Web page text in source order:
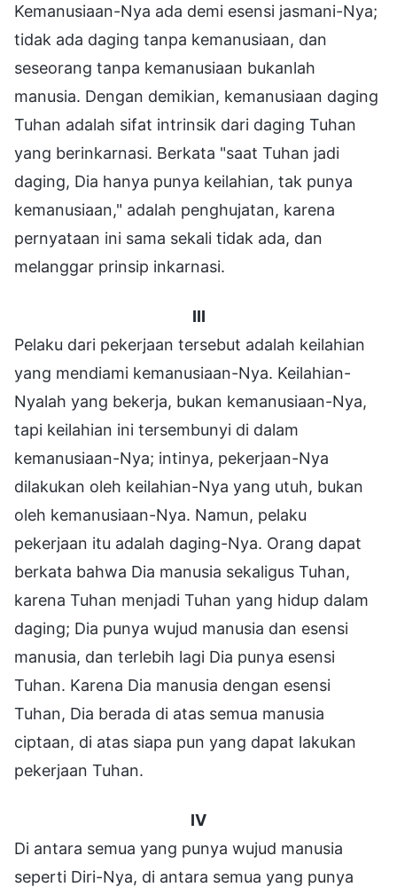
Kemanusiaan-Nya ada demi esensi jasmani-Nya;
tidak ada daging tanpa kemanusiaan, dan
seseorang tanpa kemanusiaan bukanlah
manusia. Dengan demikian, kemanusiaan daging
Tuhan adalah sifat intrinsik dari daging Tuhan
yang berinkarnasi. Berkata "saat Tuhan jadi
daging, Dia hanya punya keilahian, tak punya
kemanusiaan," adalah penghujatan, karena
pernyataan ini sama sekali tidak ada, dan
melanggar prinsip inkarnasi.
III
Pelaku dari pekerjaan tersebut adalah keilahian
yang mendiami kemanusiaan-Nya. Keilahian-
Nyalah yang bekerja, bukan kemanusiaan-Nya,
tapi keilahian ini tersembunyi di dalam
kemanusiaan-Nya; intinya, pekerjaan-Nya
dilakukan oleh keilahian-Nya yang utuh, bukan
oleh kemanusiaan-Nya. Namun, pelaku
pekerjaan itu adalah daging-Nya. Orang dapat
berkata bahwa Dia manusia sekaligus Tuhan,
karena Tuhan menjadi Tuhan yang hidup dalam
daging; Dia punya wujud manusia dan esensi
manusia, dan terlebih lagi Dia punya esensi
Tuhan. Karena Dia manusia dengan esensi
Tuhan, Dia berada di atas semua manusia
ciptaan, di atas siapa pun yang dapat lakukan
pekerjaan Tuhan.
IV
Di antara semua yang punya wujud manusia
seperti Diri-Nya, di antara semua yang punya